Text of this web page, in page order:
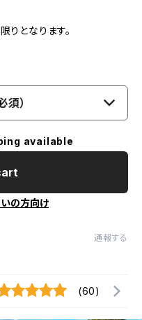
りとなります。
須）
available
の方向け
通報する
(60)